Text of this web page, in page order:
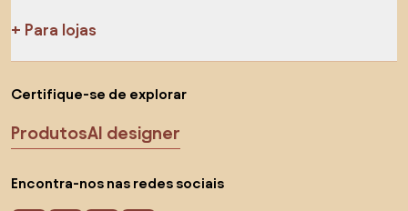
Para lojas
Certifique-se de explorar
ProdutosAI designer
Encontra-nos nas redes sociais